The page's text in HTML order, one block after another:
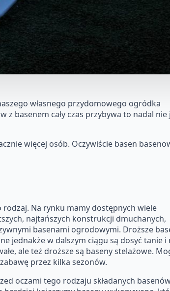
własnego przydomowego ogródka
z basenem cały czas przybywa to nadal nie
więcej osób. Oczywiście basen
rodzaj. Na rynku mamy dostępnych wiele
najtańszych konstrukcji dmuchanych,
basenami ogrodowymi. Droższe
jednakże w dalszym ciągu są dosyć tanie i
ale też droższe są baseny stelażowe.
przez kilka sezonów.
oczami tego rodzaju składanych